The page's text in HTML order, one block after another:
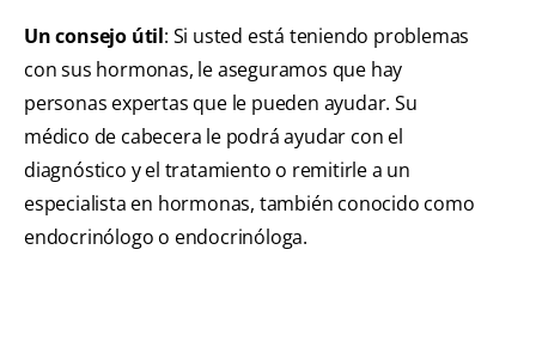
Un consejo útil: Si usted está teniendo problemas
con sus hormonas, le aseguramos que hay
personas expertas que le pueden ayudar. Su
médico de cabecera le podrá ayudar con el
diagnóstico y el tratamiento o remitirle a un
especialista en hormonas, también conocido como
endocrinólogo o endocrinóloga.